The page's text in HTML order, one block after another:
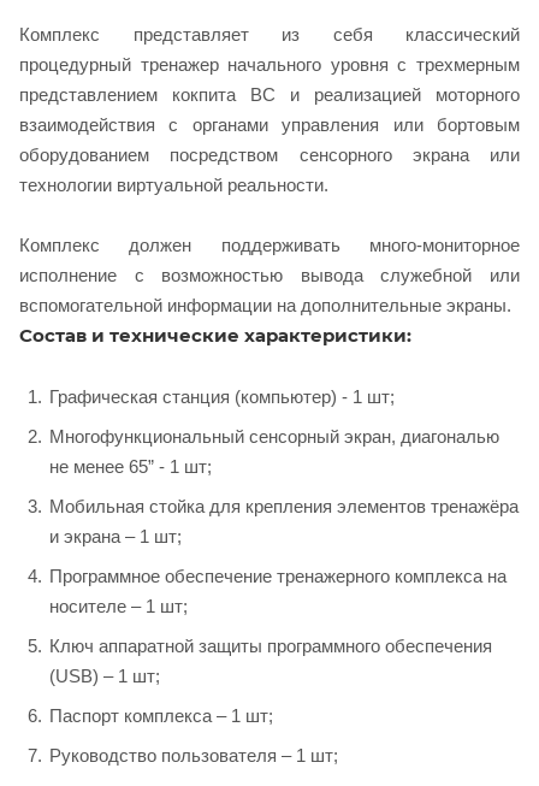
Комплекс представляет из себя классический
процедурный тренажер начального уровня с трехмерным
представлением кокпита ВС и реализацией моторного
взаимодействия с органами управления или бортовым
оборудованием посредством сенсорного экрана или
технологии виртуальной реальности.
Комплекс должен поддерживать много-мониторное
исполнение с возможностью вывода служебной или
вспомогательной информации на дополнительные экраны.
Состав и технические характеристики:
Графическая станция (компьютер) - 1 шт;
Многофункциональный сенсорный экран, диагональю
не менее 65” - 1 шт;
Мобильная стойка для крепления элементов тренажёра
и экрана – 1 шт;
Программное обеспечение тренажерного комплекса на
носителе – 1 шт;
Ключ аппаратной защиты программного обеспечения
(USB) – 1 шт;
Паспорт комплекса – 1 шт;
Руководство пользователя – 1 шт;